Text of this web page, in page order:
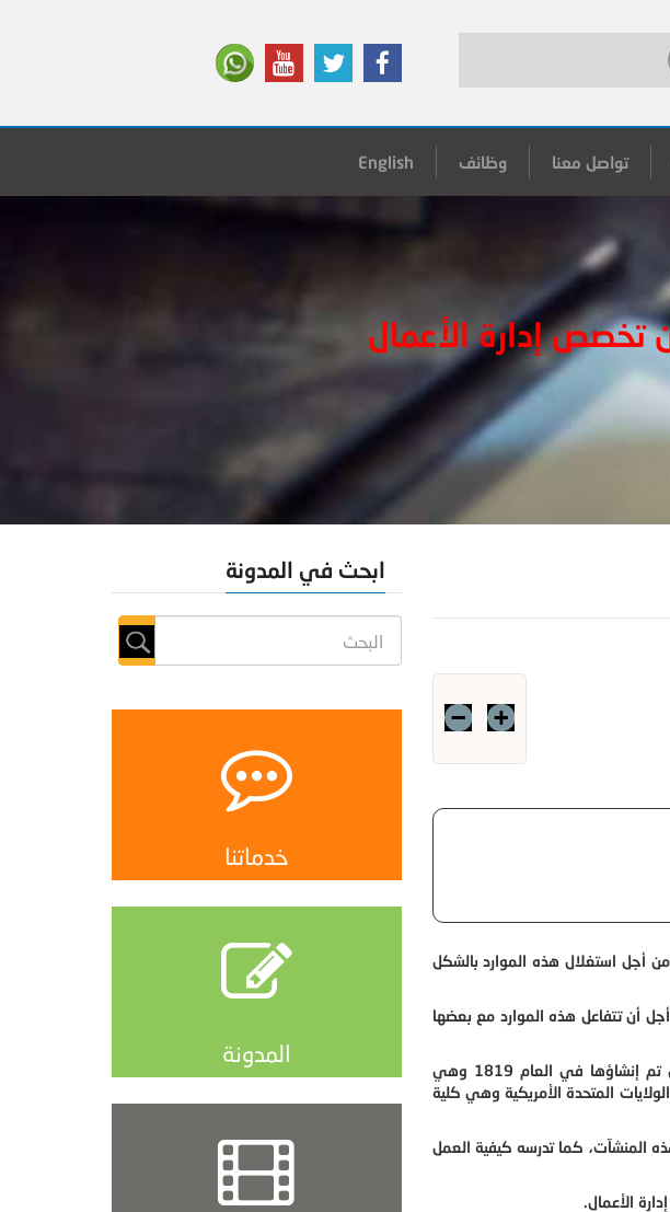
تواصل معنا وظائف English
إدارة الأعمال
أجل استغلال هذه الموارد بالشكل
أن تتفاعل هذه الموارد مع بعضها
وتعد إدارة الأعمال من التخصصات التي ظهرت مع بداية القرن التاسع عشر، حيث أن أول كلية لإدارة الأعمال تم إنشاؤها في العام 1819 وهي
أول كلية لإدارة الأعمال في الولايات المتحدة الأمريكية وهي كلية
المنشآت، كما تدرسه كيفية العمل
الأعمال.
ابحث في المدونة
خدماتنا
المدونة